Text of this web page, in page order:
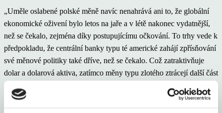
„Uměle oslabené polské měně navíc nenahrává ani to, že globální
ekonomické oživení bylo letos na jaře a v létě nakonec vydatnější,
než se čekalo, zejména díky postupujícímu očkování. To trhy vede k
předpokladu, že centrální banky typu té americké zahájí zpřísňování
své měnové politiky také dříve, než se čekalo. Což zatraktivňuje
dolar a dolarová aktiva, zatímco měny typu zlotého ztrácejí další část
své lákavosti,“ upozorňuje hlavní ekonom Trinity Bank Lukáš
Kovanda.